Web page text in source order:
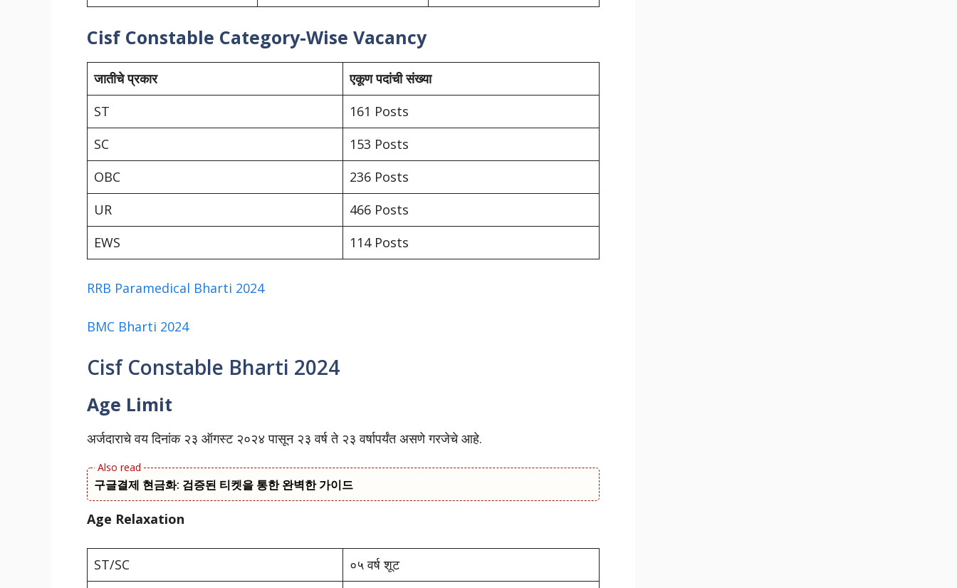
Cisf Constable Category-Wise Vacancy
जातीचे प्रकार
एकूण पदांची संख्या
ST
161 Posts
SC
153 Posts
OBC
236 Posts
UR
466 Posts
EWS
114 Posts
RRB Paramedical Bharti 2024
BMC Bharti 2024
Cisf Constable Bharti 2024
Age Limit
अर्जदाराचे वय दिनांक २३ ऑगस्ट २०२४ पासून २३ वर्ष ते २३ वर्षापर्यंत असणे गरजेचे आहे.
구글결제 현금화: 검증된 티켓을 통한 완벽한 가이드
Age Relaxation
ST/SC
०५ वर्ष शूट